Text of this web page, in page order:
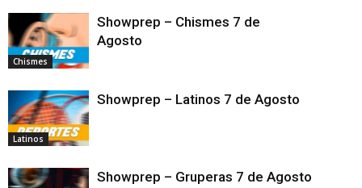
Chismes
Showprep – Chismes 7 de
Agosto
Latinos
Showprep – Latinos 7 de Agosto
Showprep – Gruperas 7 de Agosto